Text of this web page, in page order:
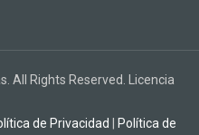
All Rights Reserved. Licencia
de Privacidad Política de